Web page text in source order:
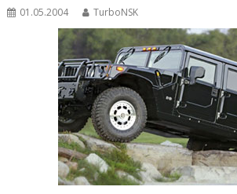
01.05.2004 TurboNSK